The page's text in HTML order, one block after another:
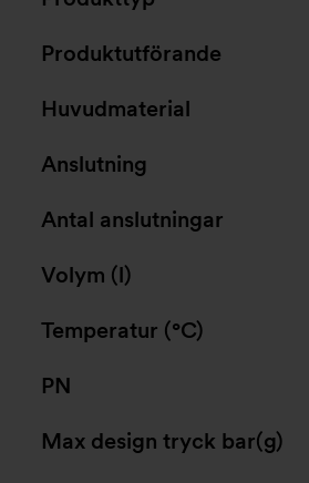
Produktutförande
Huvudmaterial
Anslutning
Antal anslutningar
Volym (l)
Temperatur (°C)
PN
Max design tryck bar(g)